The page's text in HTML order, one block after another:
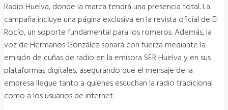
Radio Huelva, donde la marca tendrá una presencia total. La
campaña incluye una página exclusiva en la revista oficial de El
Rocío, un soporte fundamental para los romeros. Además, la
voz de Hermanos González sonará con fuerza mediante la
emisión de cuñas de radio en la emisora SER Huelva y en sus
plataformas digitales, asegurando que el mensaje de la
empresa llegue tanto a quienes escuchan la radio tradicional
como a los usuarios de internet.